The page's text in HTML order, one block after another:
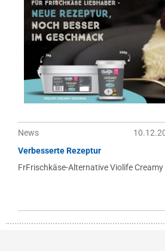
News
Verbesserte Rezeptur
FrFrischkäse-Alternative Violife